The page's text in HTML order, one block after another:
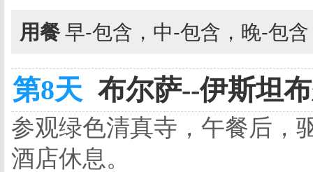
用餐 早-包含，中-包含，晚-包
第8天 布尔萨--伊斯坦
参观绿色清真寺，午餐后，
酒店休息。